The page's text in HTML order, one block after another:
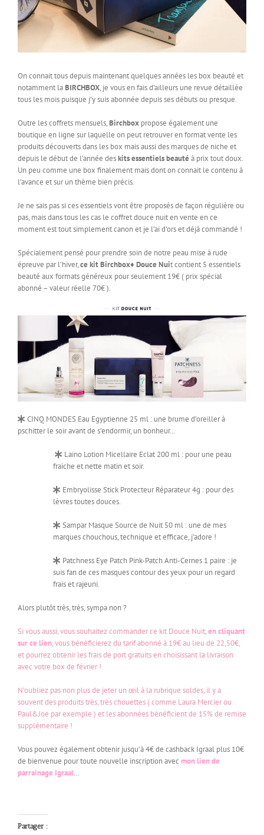
On connait tous depuis maintenant quelques années les box beauté et
notamment laBIRCHBOX, je vous en fais d’ailleurs une revue détaillée
tous les mois puisque j’y suis abonnée depuis ses débuts ou presque.
Outre les coffrets mensuels,Birchbox propose également une
boutique en ligne sur laquelle on peut retrouver en format vente les
produits découverts dans les box mais aussi des marques de niche et
depuis le début de l’année deskits essentiels beauté à prix tout doux.
Un peu comme une box finalement mais dont on connait le contenu à
l’avance et sur un thème bien précis.
Je ne sais pas si ces essentiels vont être proposés de façon régulière ou
pas, mais dans tous les cas le coffret douce nuit en vente en ce
moment est tout simplement canon et je l’ai d’ors et déjà commandé !
Spécialement pensé pour prendre soin de notre peau mise à rude
épreuve par l’hiver,ce kit Birchbox♦ Douce Nuit contient 5 essentiels
beauté aux formats généreux pour seulement 19€ ( prix spécial
abonné – valeur réelle 70€ ).
CINQ MONDES Eau Egyptienne 25 ml : une brume d’oreiller à
pschitter le soir avant de s’endormir, un bonheur…
Laino Lotion Micellaire Eclat 200 ml : pour une peau
fraiche et nette matin et soir.
Embryolisse Stick Protecteur Réparateur 4g : pour des
lèvres toutes douces.
Sampar Masque Source de Nuit 50 ml : une de mes
marques chouchous, technique et efficace, j’adore !
Patchness Eye Patch Pink-Patch Anti-Cernes 1 paire : je
suis fan de ces masques contour des yeux pour un regard
frais et rajeuni.
Alors plutôt très, très, sympa non ?
Si vous aussi, vous souhaitez commander ce kit Douce Nuit,en cliquant
sur ce lien, vous bénéficierez du tarif abonné à 19€ au lieu de 22,50€,
et pourrez obtenir les frais de port gratuits en choisissant la livraison
avec votre box de février !
N’oubliez pas non plus de jeter un œil à la rubrique soldes, il y a
souvent des produits très, très chouettes ( comme Laura Mercier ou
Paul&Joe par exemple ) et les abonnées bénéficient de 15% de remise
supplémentaire !
Vous pouvez également obtenir jusqu’à 4€ de cashback Igraal plus 10€
de bienvenue pour toute nouvelle inscription avec mon lien de
parrainage Igraal…
Partager :